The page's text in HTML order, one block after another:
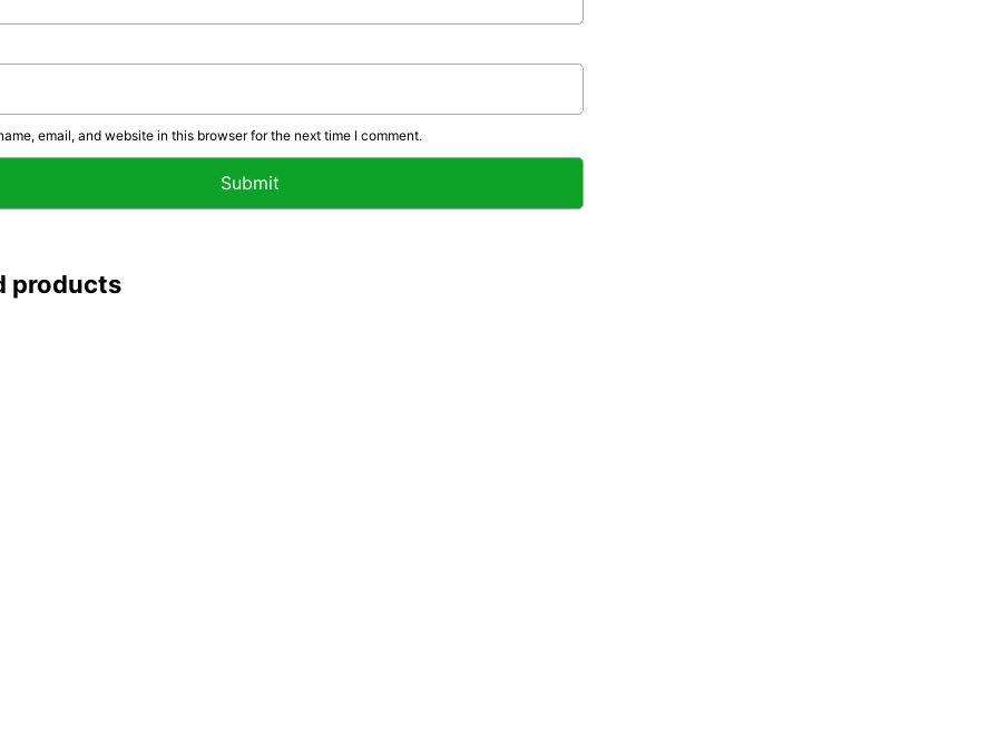
email, and website in this browser for the next time I comment.
products